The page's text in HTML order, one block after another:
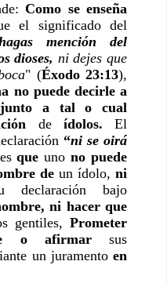
Como se enseña
el significado del
mención del
dioses, ni dejes que
" (Éxodo 23:13),
no puede decirle a
junto a tal o cual
de ídolos. El
“ni se oirá
que uno no puede
de un ídolo, ni
declaración bajo
ni hacer que
gentiles, Prometer
o afirmar sus
un juramento en